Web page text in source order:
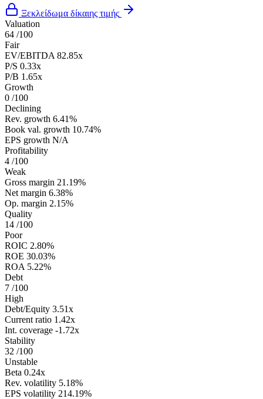
Ξεκλείδωμα δίκαιης τιμής
Valuation
64 /100
Fair
EV/EBITDA 82.85x
P/S 0.33x
P/B 1.65x
Growth
0 /100
Declining
Rev. growth 6.41%
Book val. growth 10.74%
EPS growth N/A
Profitability
4 /100
Weak
Gross margin 21.19%
Net margin 6.38%
Op. margin 2.15%
Quality
14 /100
Poor
ROIC 2.80%
ROE 30.03%
ROA 5.22%
Debt
7 /100
High
Debt/Equity 3.51x
Current ratio 1.42x
Int. coverage -1.72x
Stability
32 /100
Unstable
Beta 0.24x
Rev. volatility 5.18%
EPS volatility 214.19%